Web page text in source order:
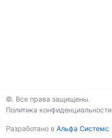
©. Все права защищены.
Политика конфиденциальности
Разработано в Альфа Системс